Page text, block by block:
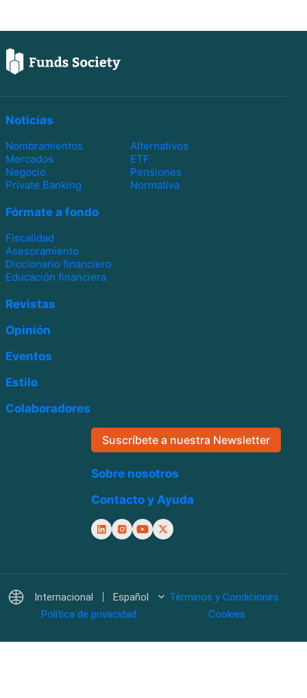
Noticias
Nombramientos
Alternativos
Mercados
ETF
Negocio
Pensiones
Private Banking
Normativa
Fórmate a fondo
Fiscalidad
Asesoramiento
Diccionario financiero
Educación financiera
Revistas
Opinión
Eventos
Estilo
Colaboradores
Suscríbete a nuestra Newsletter
Sobre nosotros
Contacto y Ayuda
Internacional Español
Términos y Condiciones
Política de privacidad
Cookies